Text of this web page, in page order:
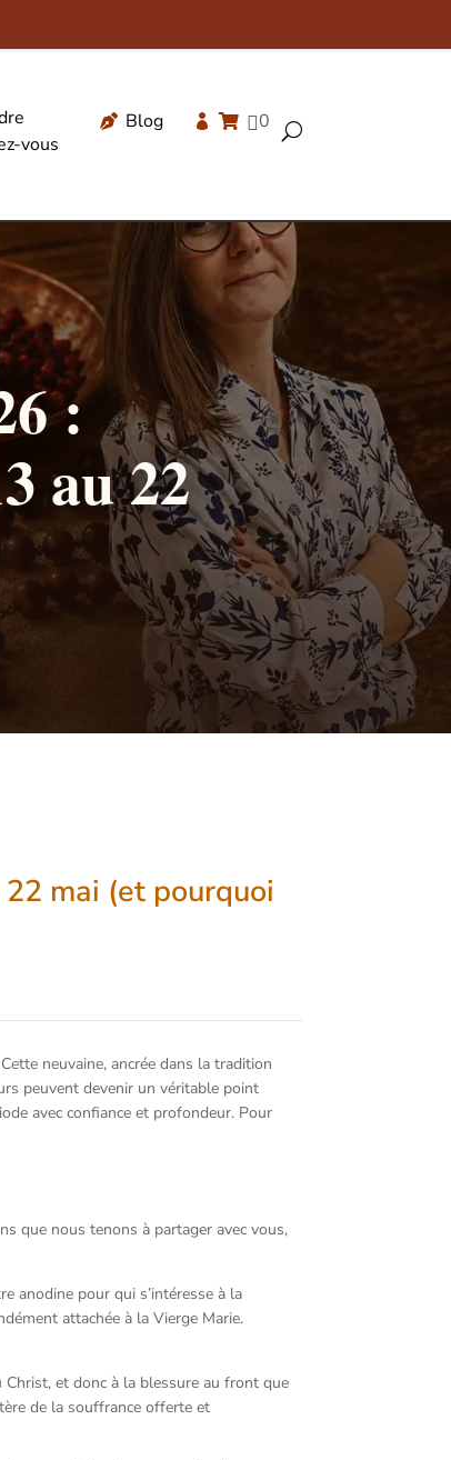
vous
 Blog   0 U
produits
:
au 22
mai (et pourquoi
neuvaine, ancrée dans la tradition
peuvent devenir un véritable point
avec confiance et profondeur. Pour
que nous tenons à partager avec vous,
anodine pour qui s’intéresse à la
attachée à la Vierge Marie.
et donc à la blessure au front que
de la souffrance offerte et